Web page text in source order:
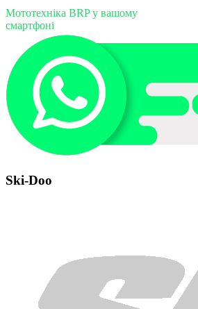
Мототехніка BRP у вашому
смартфоні
Ski-Doo